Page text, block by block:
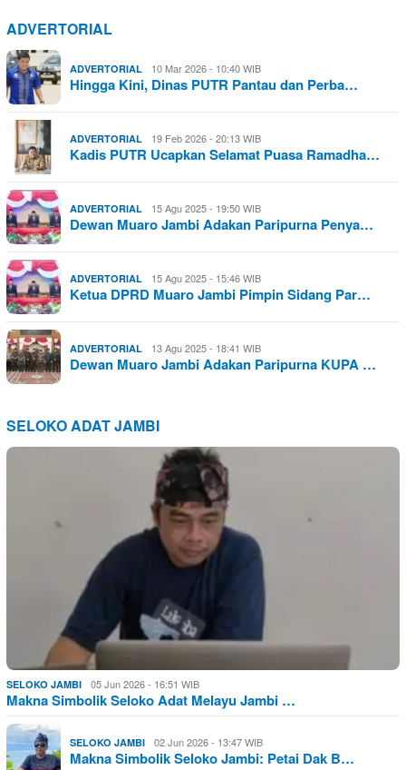
ADVERTORIAL
ADVERTORIAL 10 Mar 2026 - 10:40 WIB
Hingga Kini, Dinas PUTR Pantau dan Perba…
ADVERTORIAL 19 Feb 2026 - 20:13 WIB
Kadis PUTR Ucapkan Selamat Puasa Ramadha…
ADVERTORIAL 15 Agu 2025 - 19:50 WIB
Dewan Muaro Jambi Adakan Paripurna Penya…
ADVERTORIAL 15 Agu 2025 - 15:46 WIB
Ketua DPRD Muaro Jambi Pimpin Sidang Par…
ADVERTORIAL 13 Agu 2025 - 18:41 WIB
Dewan Muaro Jambi Adakan Paripurna KUPA …
SELOKO ADAT JAMBI
SELOKO JAMBI 05 Jun 2026 - 16:51 WIB
Makna Simbolik Seloko Adat Melayu Jambi …
SELOKO JAMBI 02 Jun 2026 - 13:47 WIB
Makna Simbolik Seloko Jambi: Petai Dak B…